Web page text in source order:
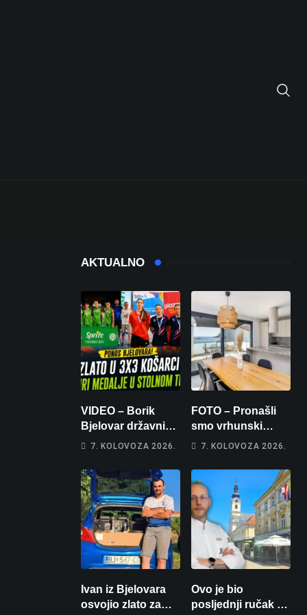
AKTUALNO
VIDEO – Borik
Bjelovar državni
prvaci u 3×3
Končar je
prvakinja Hrvatske
u stolnom tenisu!
7. KOLOVOZA 2026.
FOTO – Pronašli
smo vrhunski
apartman za
more, tri spavaće
sobe i terasa koja
osvaja
7. KOLOVOZA 2026.
Ivan iz Bjelovara
osvojio zlato za
Ovo je bio
posljednji ručak u